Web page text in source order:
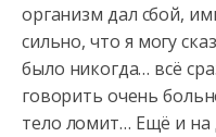
организм дал сбой,
сильно, что я могу
было никогда… всё
говорить очень
тело ломит… Ещё и на